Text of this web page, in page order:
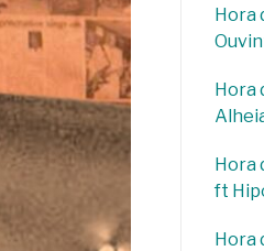
Hora
Hora
Hora
ft
Hora